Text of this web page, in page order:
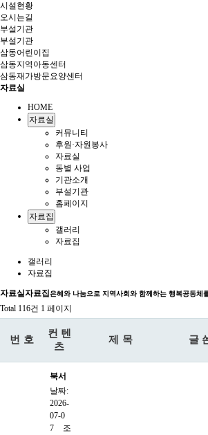
시설현황
오시는길
부설기관
부설기관
삼동어린이집
삼동지역아동센터
삼동재가방문요양센터
자료실
HOME
자료실
커뮤니티
후원·자원봉사
자료실
동별 사업
기관소개
부설기관
홈페이지
자료집
갤러리
자료집
갤러리
자료집
자료실자료집은혜와 나눔으로 지역사회와 함께하는 행복공동체
Total 116건 1 페이지
번호
컨텐
츠
제목 글
북서
울종
회복
날짜:
2026-
07-0
7
조